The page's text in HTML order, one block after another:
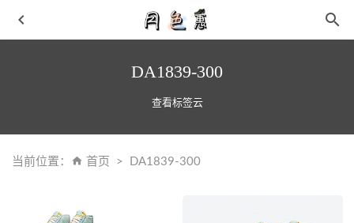
DA1839-300
查看标签云
当前位置： 首页 DA1839-300
市价破万！Patta x Nike 天价联名要来了！